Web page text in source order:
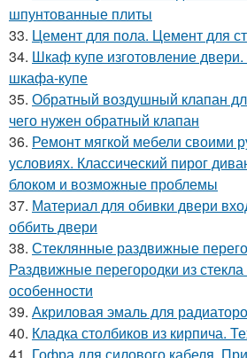
шпунтованные плиты
33. Цемент для пола. Цемент для
34. Шкаф купе изготовление
шкафа-купе
35. Обратный воздушный клапан
чего нужен обратный клапан
36. Ремонт мягкой мебели своими
условиях. Классический пирог
блоком и возможные проблемы
37. Материал для обивки двери
оббить двери
38. Стеклянные раздвижные
Раздвижные перегородки из стекла
особенности
39. Акриловая эмаль для
40. Кладка столбиков из кирпича.
41. Гофра для силового кабеля.